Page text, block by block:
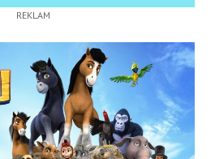
REKLAM